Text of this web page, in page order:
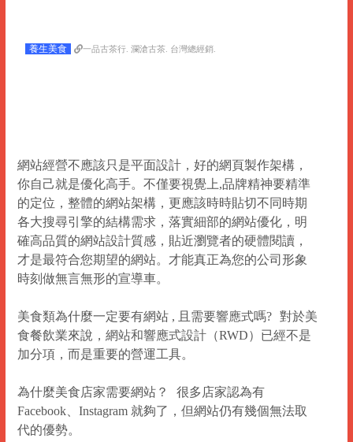
養生美食 一品古茶行. 瀾滄古茶. 台灣總經銷.
網站經營不應該只是平面設計，好的網頁製作架構，
你自己就是優化高手。不僅要視覺上,品牌精神要精準
的定位，整體的網站架構，更應該時時貼切不同時期
各大搜尋引擎的結構需求，落實細部的網站優化，明
確高品質的網站設計質感，貼近瀏覽者的硬體閱讀，
才是最符合您期望的網站。才能真正為您的公司形象
時刻做無言無形的宣導車。
美食類為什麼一定要有網站 , 且需要響應式嗎? 對於美
食餐飲業來說， 網站和響應式設計（RWD）已經不是
加分項，而是重要的營運工具。
為什麼美食店家需要網站？ 很多店家認為有
Facebook、Instagram 就夠了，但網站仍有幾個無法取
代的優勢。